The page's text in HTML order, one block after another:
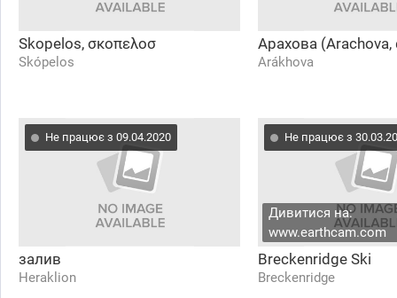
Skopelos, σκοπελοσ
Skópelos
Арахова
Arákhova
Не працює з 09.04.2020
залив
Heraklion
Не працює з
Дивитися на:
www.earthcam.com
Breckenridge Ski
Breckenridge